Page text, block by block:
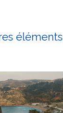
éléments